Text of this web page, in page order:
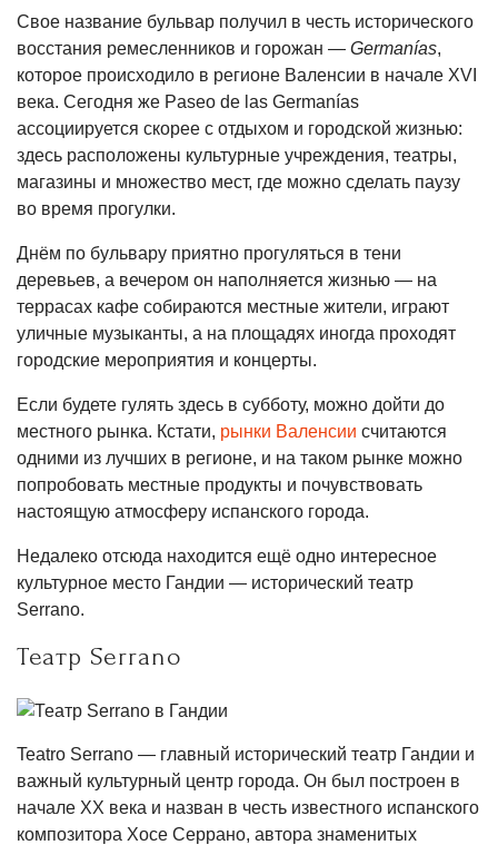
Свое название бульвар получил в честь исторического
восстания ремесленников и горожан — Germanías,
которое происходило в регионе Валенсии в начале XVI
века. Сегодня же Paseo de las Germanías
ассоциируется скорее с отдыхом и городской жизнью:
здесь расположены культурные учреждения, театры,
магазины и множество мест, где можно сделать паузу
во время прогулки.
Днём по бульвару приятно прогуляться в тени
деревьев, а вечером он наполняется жизнью — на
террасах кафе собираются местные жители, играют
уличные музыканты, а на площадях иногда проходят
городские мероприятия и концерты.
Если будете гулять здесь в субботу, можно дойти до
местного рынка. Кстати, рынки Валенсии считаются
одними из лучших в регионе, и на таком рынке можно
попробовать местные продукты и почувствовать
настоящую атмосферу испанского города.
Недалеко отсюда находится ещё одно интересное
культурное место Гандии — исторический театр
Serrano.
Театр Serrano
Teatro Serrano — главный исторический театр Гандии и
важный культурный центр города. Он был построен в
начале XX века и назван в честь известного испанского
композитора Хосе Серрано, автора знаменитых